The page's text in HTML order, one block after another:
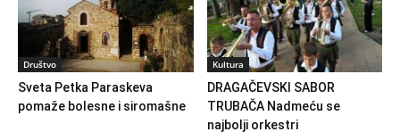
Društvo
Sveta Petka Paraskeva
pomaže bolesne i siromašne
Kultura
DRAGAČEVSKI SABOR
TRUBAČA Nadmeću se
najbolji orkestri